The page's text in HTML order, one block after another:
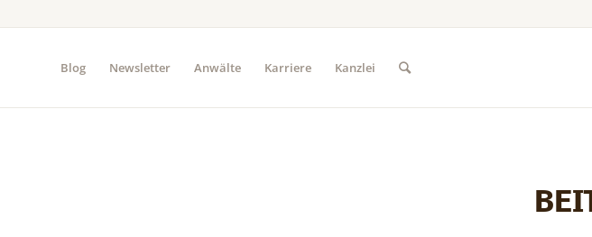
Blog Newsletter Anwälte Karriere Kanzlei